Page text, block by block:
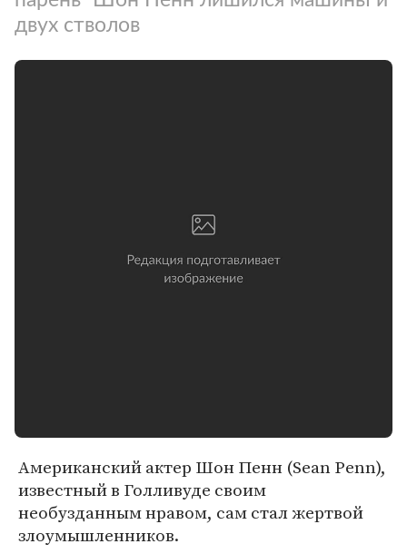
двух стволов
Американский актер Шон Пенн (Sean Penn),
известный в Голливуде своим
необузданным нравом, сам стал жертвой
злоумышленников.